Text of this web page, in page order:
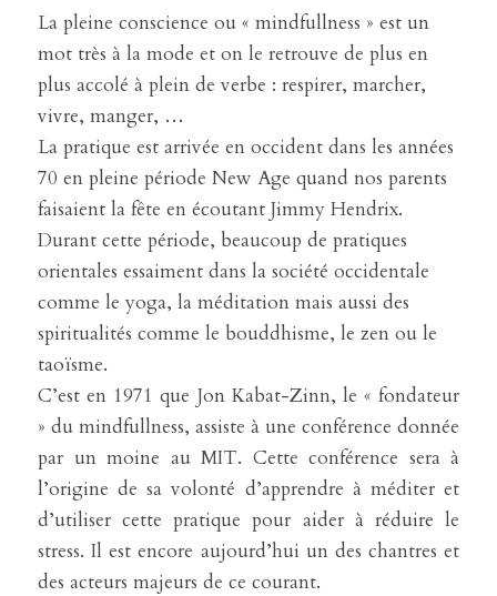
La pleine conscience ou « mindfullness » est un
mot très à la mode et on le retrouve de plus en
plus accolé à plein de verbe : respirer, marcher,
vivre, manger, …
La pratique est arrivée en occident dans les années
70 en pleine période New Age quand nos parents
faisaient la fête en écoutant Jimmy Hendrix.
Durant cette période, beaucoup de pratiques
orientales essaiment dans la société occidentale
comme le yoga, la méditation mais aussi des
spiritualités comme le bouddhisme, le zen ou le
taoïsme.
C’est en 1971 que Jon Kabat-Zinn, le « fondateur
» du mindfullness, assiste à une conférence donnée
par un moine au MIT. Cette conférence sera à
l’origine de sa volonté d’apprendre à méditer et
d’utiliser cette pratique pour aider à réduire le
stress. Il est encore aujourd’hui un des chantres et
des acteurs majeurs de ce courant.